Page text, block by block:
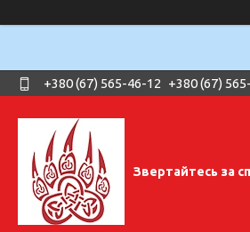
+380 (67) 565-46-12 +380 (67)
Звертайтесь за